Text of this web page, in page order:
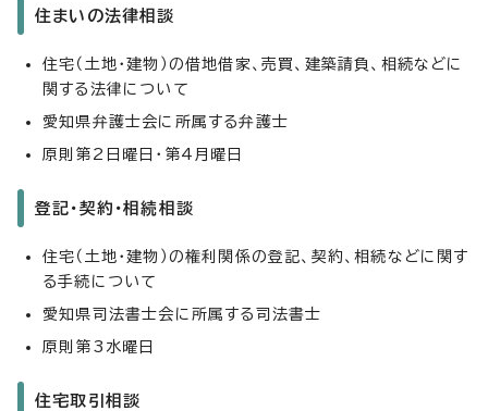
住まいの法律相談
住宅（土地・建物）の借地借家、売買、建築請負、相続などに
関する法律について
愛知県弁護士会に所属する弁護士
原則第2日曜日・第4月曜日
登記・契約・相続相談
住宅（土地・建物）の権利関係の登記、契約、相続などに関す
る手続について
愛知県司法書士会に所属する司法書士
原則第3水曜日
住宅取引相談